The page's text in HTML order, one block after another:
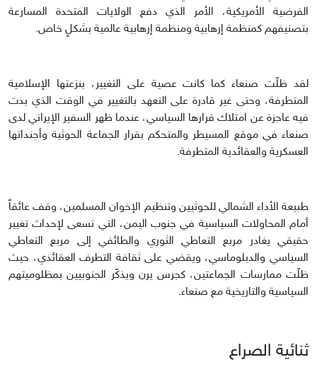
الفرضية الأمريكية، الأمر الذي دفع الولايات المتحدة المسارعة
بتصنيفهم كمنظمة إرهابية ومنظمة إرهابية عالمية بشكلٍ خاص.
لقد ظلّت صنعاء كما كانت عصية على التغيير، بنزعتها الإسلامية
المتطرفة، وحتى غير قادرة على التعهد بالتغيير في الوقت الذي بدت
فيه عاجزة عن امتلاك قرارها السياسي، عندما ظهر السفير الإيراني لدى
صنعاء في موقع المسيطر والمتحكم بقرار الجماعة الحوثية وأجنداتها
العسكرية والعقائدية المتطرفة.
طبيعة الأداء الشمالي للحوثيين وتنظيم الإخوان المسلمين، وقف عائقاً
أمام المحاولات السياسية في جنوب اليمن، التي تسعى لإحداث تغيير
حقيقي يغادر مربع التعاطي الثوري والطائفي إلى مربع التعاطي
السياسي والدبلوماسي، ويقضي على ثقافة التطرف العقائدي، حيث
ظلّت ممارسات الجماعتين، كجرس يرن ويذكّر الجنوبيين بمظلوميتهم
السياسية والتاريخية مع صنعاء.
ثنائية الصراع